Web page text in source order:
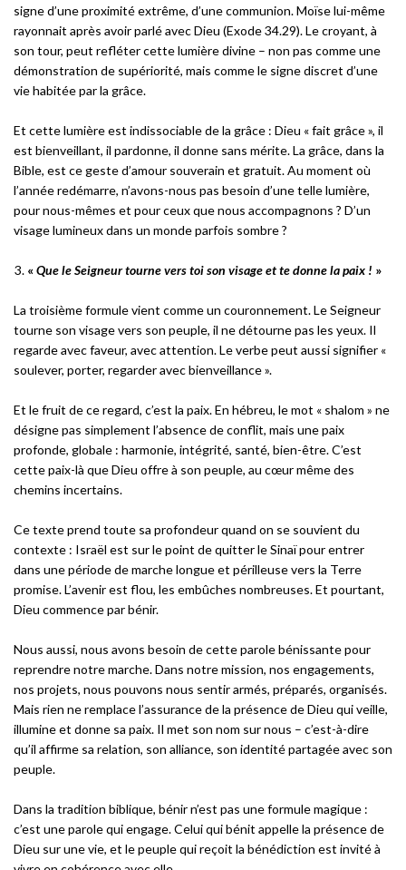
signe d’une proximité extrême, d’une communion. Moïse lui-même
rayonnait après avoir parlé avec Dieu (Exode 34.29). Le croyant, à
son tour, peut refléter cette lumière divine – non pas comme une
démonstration de supériorité, mais comme le signe discret d’une
vie habitée par la grâce.
Et cette lumière est indissociable de la grâce : Dieu « fait grâce », il
est bienveillant, il pardonne, il donne sans mérite. La grâce, dans la
Bible, est ce geste d’amour souverain et gratuit. Au moment où
l’année redémarre, n’avons-nous pas besoin d’une telle lumière,
pour nous-mêmes et pour ceux que nous accompagnons ? D’un
visage lumineux dans un monde parfois sombre ?
« Que le Seigneur tourne vers toi son visage et te donne la paix ! »
La troisième formule vient comme un couronnement. Le Seigneur
tourne son visage vers son peuple, il ne détourne pas les yeux. Il
regarde avec faveur, avec attention. Le verbe peut aussi signifier «
soulever, porter, regarder avec bienveillance ».
Et le fruit de ce regard, c’est la paix. En hébreu, le mot « shalom » ne
désigne pas simplement l’absence de conflit, mais une paix
profonde, globale : harmonie, intégrité, santé, bien-être. C’est
cette paix-là que Dieu offre à son peuple, au cœur même des
chemins incertains.
Ce texte prend toute sa profondeur quand on se souvient du
contexte : Israël est sur le point de quitter le Sinaï pour entrer
dans une période de marche longue et périlleuse vers la Terre
promise. L’avenir est flou, les embûches nombreuses. Et pourtant,
Dieu commence par bénir.
Nous aussi, nous avons besoin de cette parole bénissante pour
reprendre notre marche. Dans notre mission, nos engagements,
nos projets, nous pouvons nous sentir armés, préparés, organisés.
Mais rien ne remplace l’assurance de la présence de Dieu qui veille,
illumine et donne sa paix. Il met son nom sur nous – c’est-à-dire
qu’il affirme sa relation, son alliance, son identité partagée avec son
peuple.
Dans la tradition biblique, bénir n’est pas une formule magique :
c’est une parole qui engage. Celui qui bénit appelle la présence de
Dieu sur une vie, et le peuple qui reçoit la bénédiction est invité à